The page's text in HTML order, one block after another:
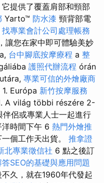
提供了覆蓋肩部和頸部
Yarto™ 防水漆 頸背部電
找專業會計公司處理帳務
讓您在家中即可體驗美妙
台中腳底按摩療程 a 整
護照代辦流程 órán
專業可信的外燴廠商
Európa 新竹按摩服務
A világ többi részére 2-
侶或專業人士一起進行
時間下午 6 熱門外燴推
個工作天出貨。 推拿證
北專業徵信社 6 點之後訂
答SEO的基礎與應用問題
久，就在1960年代發起